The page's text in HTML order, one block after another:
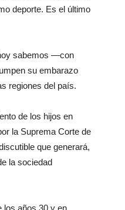
deporte. Es el último
sabemos ­—con
su embarazo
regiones del país.
de los hijos en
la Suprema Corte de
que generará,
la sociedad